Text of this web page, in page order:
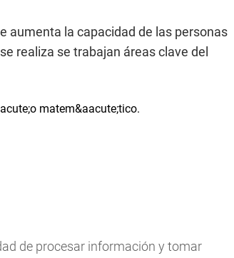
aumenta la capacidad de las personas
realiza se trabajan áreas clave del
de procesar información y tomar